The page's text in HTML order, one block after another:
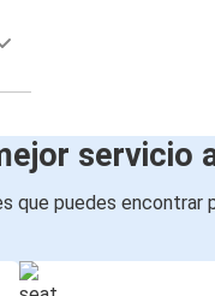
servicio
que puedes encontrar